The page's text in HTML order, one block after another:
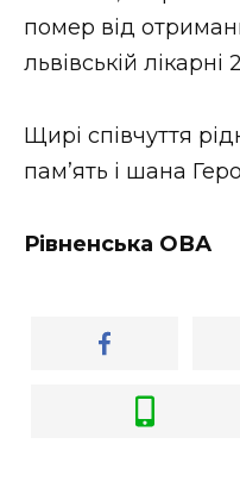
ФОТО
ВІДЕО
помер від
львівській
Щирі співчуття
пам’ять і шана
Рівненська ОВА